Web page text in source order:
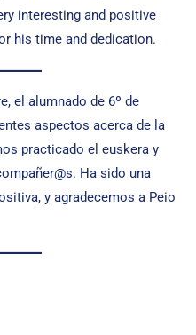
interesting and positive
his time and dedication.
el alumnado de 6º de
aspectos acerca de la
practicado el euskera y
Ha sido una
y agradecemos a Peio